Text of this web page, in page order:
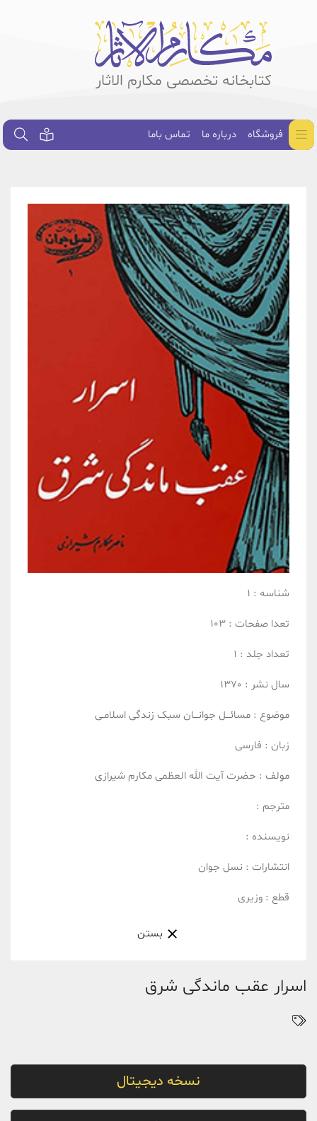
کتابخانه تخصصی مکارم الاثار
فروشگاه درباره ما تماس باما
اسرار عقب ماندگی شرق
نسخه دیجیتال
شناسه : 1
تعدا صفحات : 103
تعداد جلد : 1
سال نشر : 1370
موضوع : مسائـــل جوانـــان سبک زندگی اسلامـی
زبان : فارسی
مولف : حضرت آیت الله العظمی مکارم شیرازی
مترجم :
نویسنده :
انتشارات : نسل جوان
قطع : وزیری
بستن